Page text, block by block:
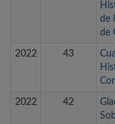
de
de
2022 43
2022 42